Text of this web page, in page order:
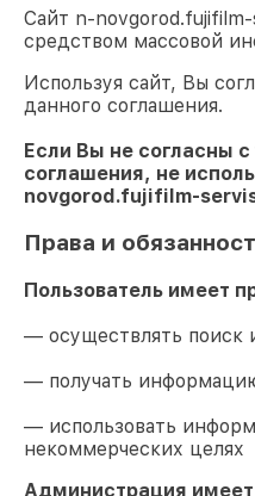
Сайт n-
средством массовой
Используя сайт, Вы
данного соглашения.
Если Вы не согласны
соглашения, не
novgorod.fujifilm-
Права и
Пользователь имеет
— осуществлять поиск
— получать
— использовать
некоммерческих целях
Администрация имеет